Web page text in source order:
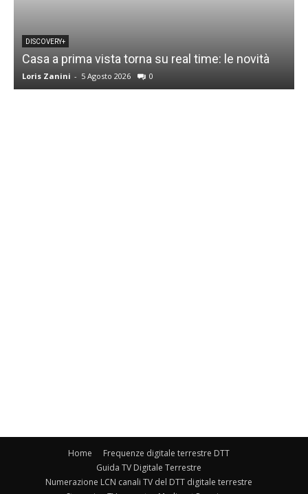
DISCOVERY+
Casa a prima vista torna su real time: le novità
Loris Zanini - 5 Agosto 2026 0
Home
Frequenze digitale terrestre DTT
Guida TV Digitale Terrestre
Numerazione LCN canali TV del DTT digitale terrestre